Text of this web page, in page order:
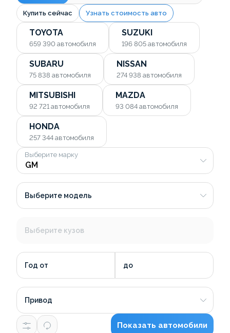
Купить сейчас Узнать стоимость авто
TOYOTA
659 390 автомобиля
SUZUKI
196 805 автомобиля
SUBARU
75 838 автомобиля
NISSAN
274 938 автомобиля
MITSUBISHI
92 721 автомобиля
MAZDA
93 084 автомобиля
HONDA
257 344 автомобиля
Выберите марку
Выберите модель
Выберите кузов
Год от до
Привод
Показать автомобили